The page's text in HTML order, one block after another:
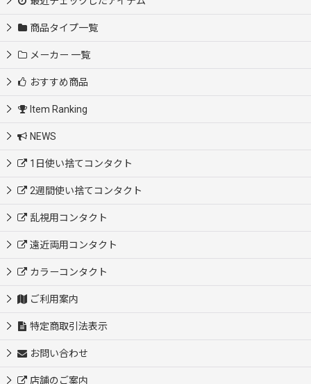
商品タイプ一覧
メーカー 一覧
おすすめ商品
Item Ranking
NEWS
1日使い捨てコンタクト
2週間使い捨てコンタクト
乱視用コンタクト
遠近両用コンタクト
カラーコンタクト
ご利用案内
特定商取引法表示
お問い合わせ
店舗のご案内